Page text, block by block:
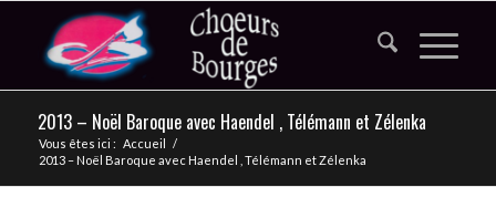
2013 – Noël Baroque avec Haendel , Télémann et Zélenka
Vous êtes ici : Accueil /
2013 – Noël Baroque avec Haendel , Télémann et Zélenka